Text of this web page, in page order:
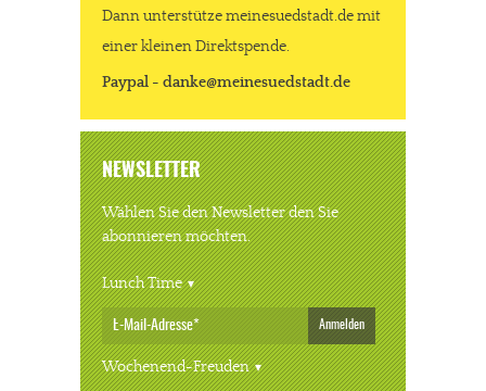
Dann unterstütze meinesuedstadt.de mit
einer kleinen Direktspende.
Paypal - danke@meinesuedstadt.de
NEWSLETTER
Wählen Sie den Newsletter den Sie
abonnieren möchten.
Lunch Time
Anmelden
Wochenend-Freuden